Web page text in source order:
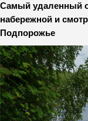
Самый удаленный
набережной и
Подпорожье